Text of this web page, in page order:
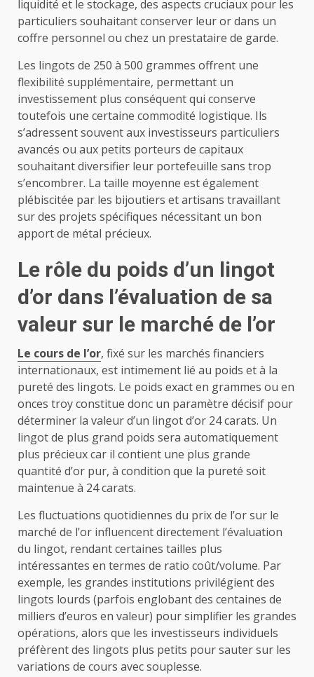
liquidité et le stockage, des aspects cruciaux pour les
particuliers souhaitant conserver leur or dans un
coffre personnel ou chez un prestataire de garde.
Les lingots de 250 à 500 grammes offrent une
flexibilité supplémentaire, permettant un
investissement plus conséquent qui conserve
toutefois une certaine commodité logistique. Ils
s’adressent souvent aux investisseurs particuliers
avancés ou aux petits porteurs de capitaux
souhaitant diversifier leur portefeuille sans trop
s’encombrer. La taille moyenne est également
plébiscitée par les bijoutiers et artisans travaillant
sur des projets spécifiques nécessitant un bon
apport de métal précieux.
Le rôle du poids d’un lingot
d’or dans l’évaluation de sa
valeur sur le marché de l’or
Le cours de l’or, fixé sur les marchés financiers
internationaux, est intimement lié au poids et à la
pureté des lingots. Le poids exact en grammes ou en
onces troy constitue donc un paramètre décisif pour
déterminer la valeur d’un lingot d’or 24 carats. Un
lingot de plus grand poids sera automatiquement
plus précieux car il contient une plus grande
quantité d’or pur, à condition que la pureté soit
maintenue à 24 carats.
Les fluctuations quotidiennes du prix de l’or sur le
marché de l’or influencent directement l’évaluation
du lingot, rendant certaines tailles plus
intéressantes en termes de ratio coût/volume. Par
exemple, les grandes institutions privilégient des
lingots lourds (parfois englobant des centaines de
milliers d’euros en valeur) pour simplifier les grandes
opérations, alors que les investisseurs individuels
préfèrent des lingots plus petits pour sauter sur les
variations de cours avec souplesse.